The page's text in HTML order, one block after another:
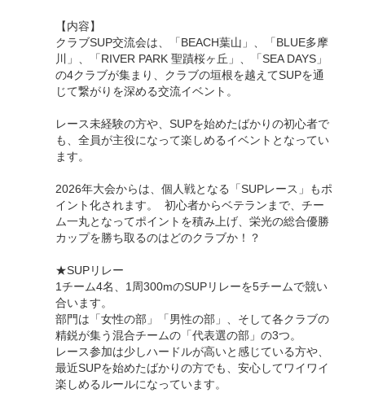
【内容】
クラブSUP交流会は、「BEACH葉山」、「BLUE多摩
川」、「RIVER PARK 聖蹟桜ヶ丘」、「SEA DAYS」
の4クラブが集まり、クラブの垣根を越えてSUPを通
じて繋がりを深める交流イベント。
レース未経験の方や、SUPを始めたばかりの初心者で
も、全員が主役になって楽しめるイベントとなってい
ます。
2026年大会からは、個人戦となる「SUPレース」もポ
イント化されます。 初心者からベテランまで、チー
ム一丸となってポイントを積み上げ、栄光の総合優勝
カップを勝ち取るのはどのクラブか！？
★SUPリレー
1チーム4名、1周300mのSUPリレーを5チームで競い
合います。
部門は「女性の部」「男性の部」、そして各クラブの
精鋭が集う混合チームの「代表選の部」の3つ。
レース参加は少しハードルが高いと感じている方や、
最近SUPを始めたばかりの方でも、安心してワイワイ
楽しめるルールになっています。